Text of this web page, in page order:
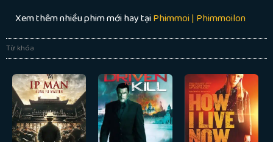
Xem thêm nhiều phim mới hay tạiPhimmoi | Phimmoilon
Từ khóa